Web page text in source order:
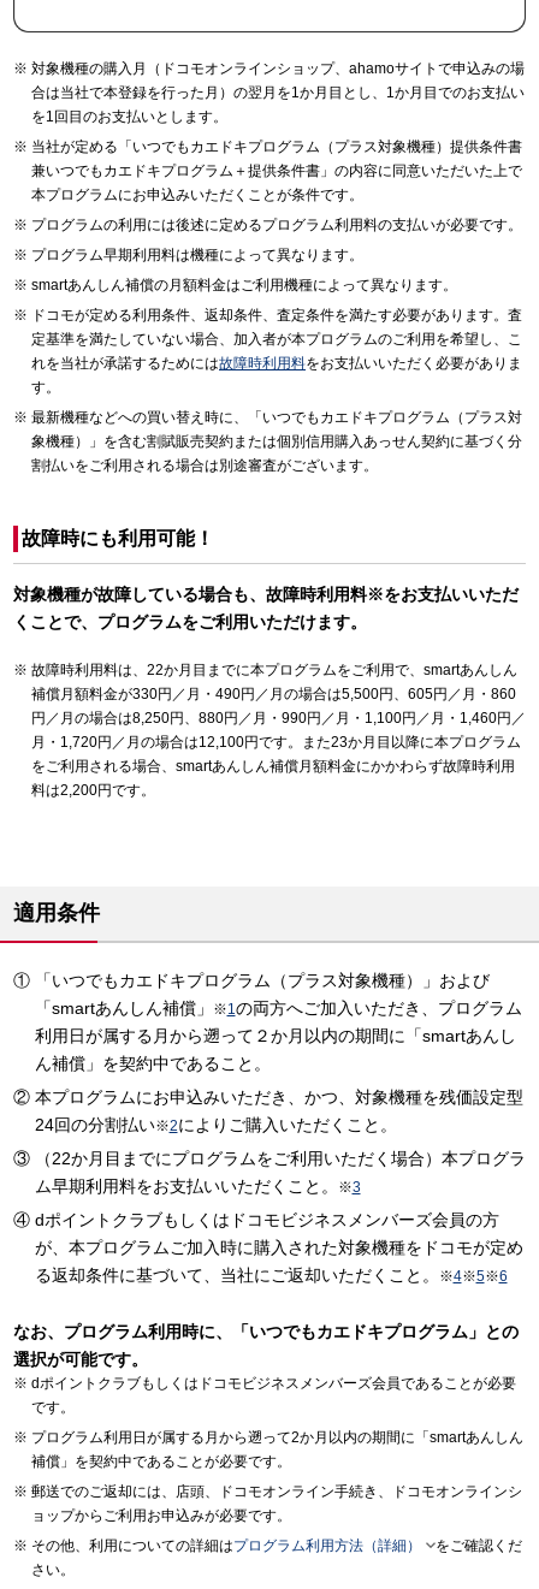
対象機種の購入月（ドコモオンラインショップ、ahamoサイトで申込みの場
合は当社で本登録を行った月）の翌月を1か月目とし、1か月目でのお支払い
を1回目のお支払いとします。
当社が定める「いつでもカエドキプログラム（プラス対象機種）提供条件書
兼いつでもカエドキプログラム＋提供条件書」の内容に同意いただいた上で
本プログラムにお申込みいただくことが条件です。
プログラムの利用には後述に定めるプログラム利用料の支払いが必要です。
プログラム早期利用料は機種によって異なります。
smartあんしん補償の月額料金はご利用機種によって異なります。
ドコモが定める利用条件、返却条件、査定条件を満たす必要があります。査
定基準を満たしていない場合、加入者が本プログラムのご利用を希望し、こ
れを当社が承諾するためには故障時利用料をお支払いいただく必要がありま
す。
最新機種などへの買い替え時に、「いつでもカエドキプログラム（プラス対
象機種）」を含む割賦販売契約または個別信用購入あっせん契約に基づく分
割払いをご利用される場合は別途審査がございます。
故障時にも利用可能！
対象機種が故障している場合も、故障時利用料※をお支払いいただ
くことで、プログラムをご利用いただけます。
故障時利用料は、22か月目までに本プログラムをご利用で、smartあんしん
補償月額料金が330円／月・490円／月の場合は5,500円、605円／月・860
円／月の場合は8,250円、880円／月・990円／月・1,100円／月・1,460円／
月・1,720円／月の場合は12,100円です。また23か月目以降に本プログラム
をご利用される場合、smartあんしん補償月額料金にかかわらず故障時利用
料は2,200円です。
適用条件
「いつでもカエドキプログラム（プラス対象機種）」および
「smartあんしん補償」
※1の両方へご加入いただき、プログラム
利用日が属する月から遡って２か月以内の期間に「smartあんし
ん補償」を契約中であること。
本プログラムにお申込みいただき、かつ、対象機種を残価設定型
24回の分割払い※2によりご購入いただくこと。
（22か月目までにプログラムをご利用いただく場合）本プログラ
ム早期利用料をお支払いいただくこと。
※3
dポイントクラブもしくはドコモビジネスメンバーズ会員の方
が、本プログラムご加入時に購入された対象機種をドコモが定め
る返却条件に基づいて、当社にご返却いただくこと。
※4※5※6
なお、プログラム利用時に、「いつでもカエドキプログラム」との
選択が可能です。
dポイントクラブもしくはドコモビジネスメンバーズ会員であることが必要
です。
プログラム利用日が属する月から遡って2か月以内の期間に「smartあんしん
補償」を契約中であることが必要です。
郵送でのご返却には、店頭、ドコモオンライン手続き、ドコモオンラインシ
ョップからご利用お申込みが必要です。
その他、利用についての詳細はプログラム利用方法（詳細） をご確認くだ
さい。